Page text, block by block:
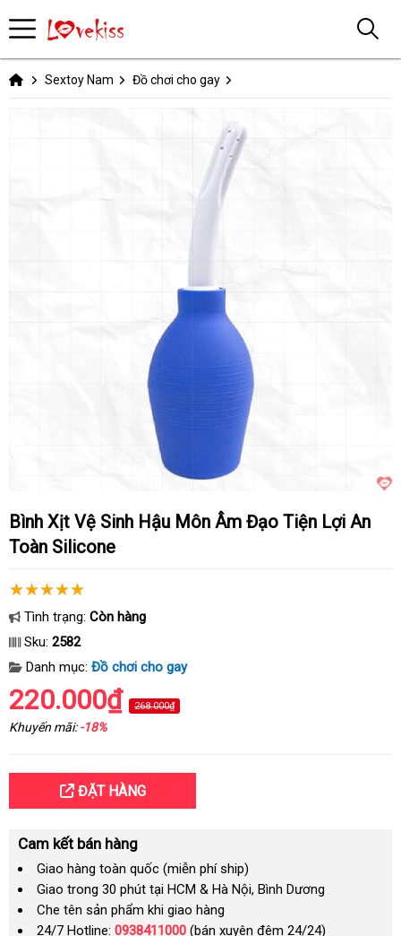
Sextoy Nam Đồ chơi cho gay
Bình Xịt Vệ Sinh Hậu Môn Âm Đạo Tiện Lợi An
Toàn Silicone
Tình trạng: Còn hàng
Sku: 2582
Danh mục: Đồ chơi cho gay
220.000₫ 268.000₫
Khuyến mãi:-18%
ĐẶT HÀNG
Cam kết bán hàng
Giao hàng toàn quốc (miễn phí ship)
Giao trong 30 phút tại HCM & Hà Nội, Bình Dương
Che tên sản phẩm khi giao hàng
24/7 Hotline: 0938411000 (bán xuyên đêm 24/24)